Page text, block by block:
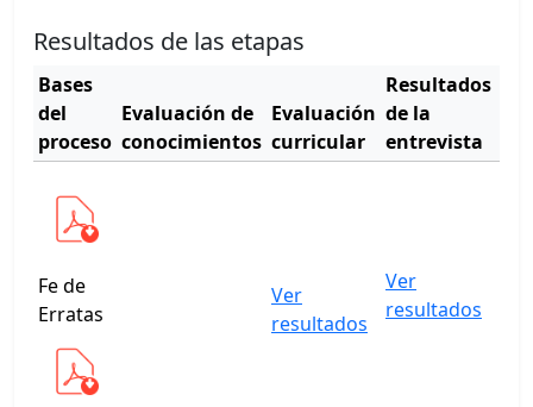
Resultados de las etapas
Bases
del
proceso
Evaluación de
conocimientos
Evaluación
curricular
Resultados
de la
entrevista
Fe de
Erratas
Ver
resultados
Ver
resultados